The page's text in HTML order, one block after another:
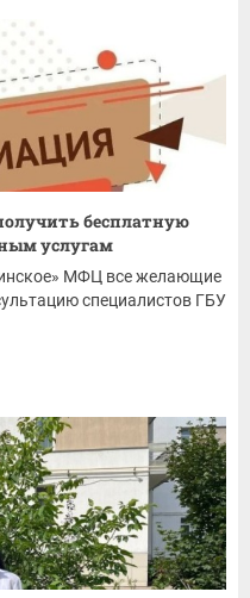
бесплатную
услугам
МФЦ все желающие
специалистов ГБУ